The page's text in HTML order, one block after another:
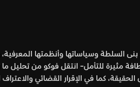
بـ”حفرياته” عن الحقيقة، وفضح بنى السلطة وسياساتها
كما في الإقرار القضائي